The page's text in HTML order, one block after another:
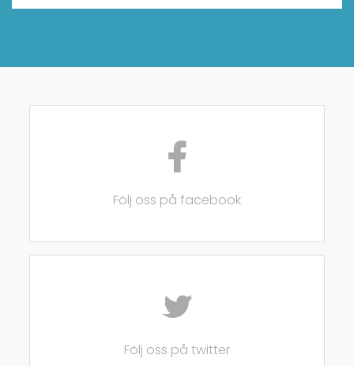
Följ oss på facebook
Följ oss på twitter